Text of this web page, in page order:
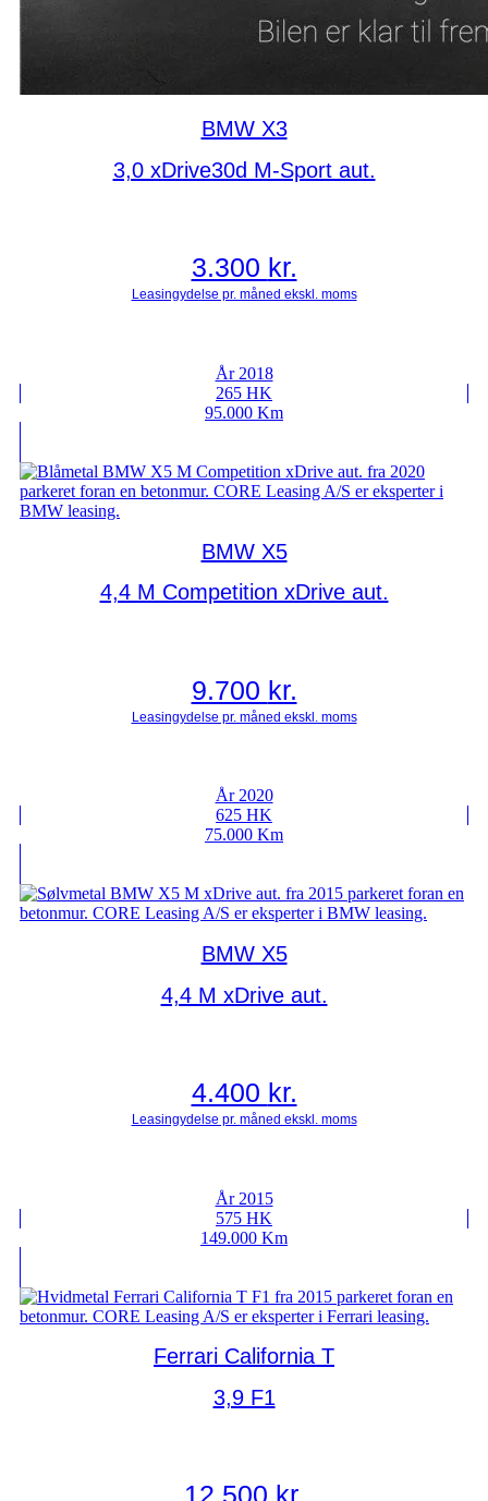
BMW X3
3,0 xDrive30d M-Sport aut.
3.300 kr.
År 2018
265 HK
95.000 Km
BMW X5
4,4 M Competition xDrive aut.
9.700 kr.
År 2020
625 HK
75.000 Km
BMW X5
4,4 M xDrive aut.
4.400 kr.
År 2015
575 HK
149.000 Km
Ferrari California T
3,9 F1
12.500 kr.